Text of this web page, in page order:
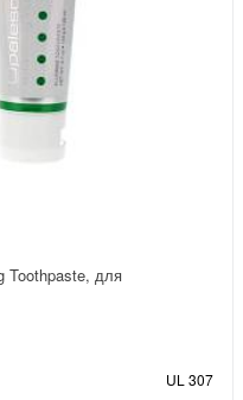
Toothpaste, для
UL 307